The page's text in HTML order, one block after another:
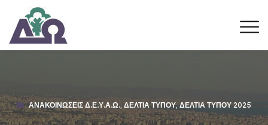
ΑΝΑΚΟΙΝΏΣΕΙΣ Δ.Ε.Υ.Α.Ω., ΔΕΛΤΊΑ ΤΎΠΟΥ,ΔΕΛΤΊΑ ΤΎΠΟΥ 2025